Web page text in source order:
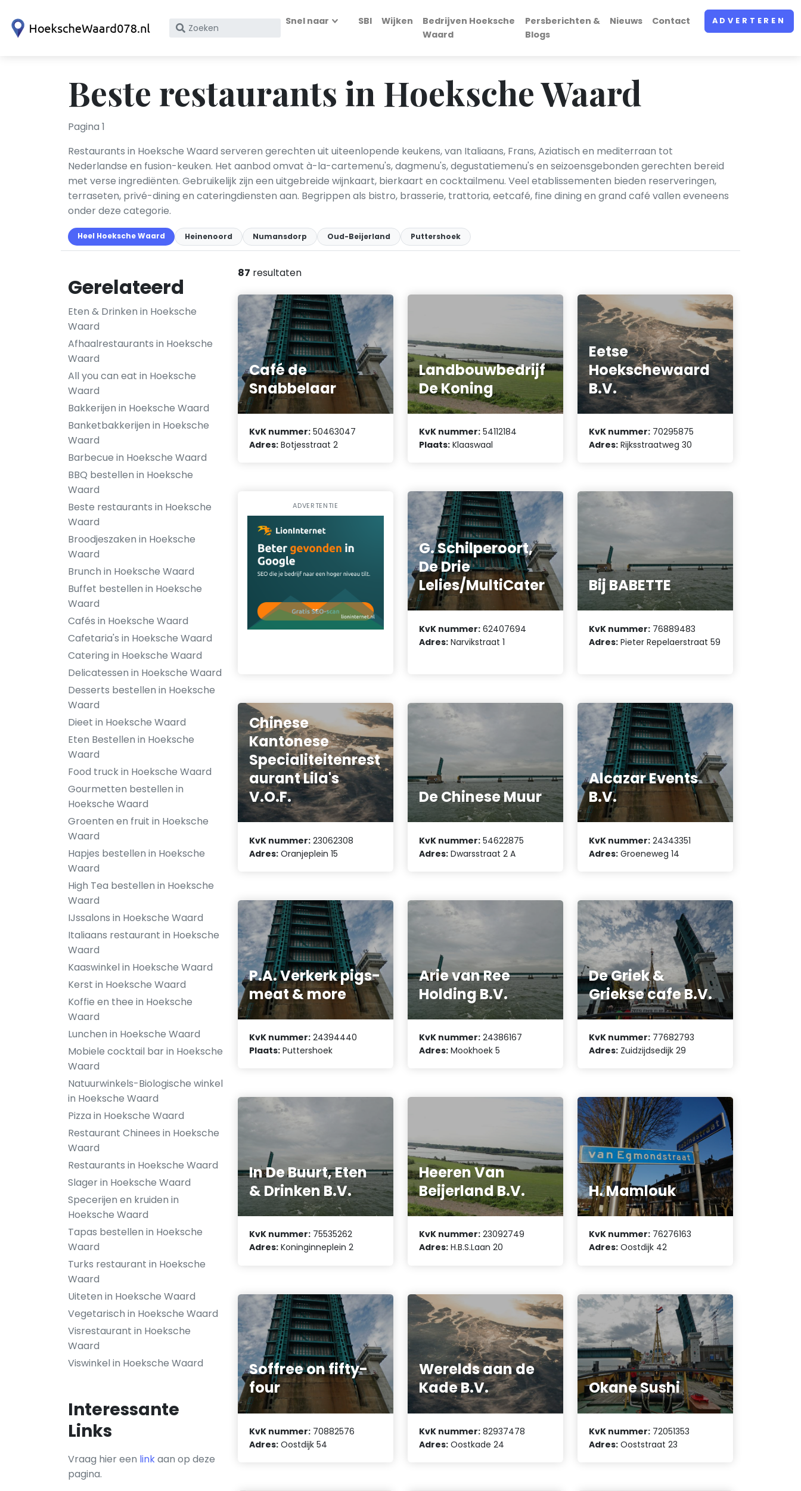
Zoek
KvK
nummer
Snel naar SBI Wijken
Bedrijven Hoeksche
Waard
Persberichten &
Blogs
Nieuws Contact ADVERTEREN
Beste restaurants in Hoeksche Waard
Pagina 1
Restaurants in Hoeksche Waard serveren gerechten uit uiteenlopende keukens, van Italiaans, Frans, Aziatisch en mediterraan tot
Nederlandse en fusion-keuken. Het aanbod omvat à-la-cartemenu's, dagmenu's, degustatiemenu's en seizoensgebonden gerechten bereid
met verse ingrediënten. Gebruikelijk zijn een uitgebreide wijnkaart, bierkaart en cocktailmenu. Veel etablissementen bieden reserveringen,
terraseten, privé-dining en cateringdiensten aan. Begrippen als bistro, brasserie, trattoria, eetcafé, fine dining en grand café vallen eveneens
onder deze categorie.
Heel Hoeksche Waard Heinenoord Numansdorp Oud-Beijerland Puttershoek
Gerelateerd
Eten & Drinken in Hoeksche
Waard
Afhaalrestaurants in Hoeksche
Waard
All you can eat in Hoeksche
Waard
Bakkerijen in Hoeksche Waard
Banketbakkerijen in Hoeksche
Waard
Barbecue in Hoeksche Waard
BBQ bestellen in Hoeksche
Waard
Beste restaurants in Hoeksche
Waard
Broodjeszaken in Hoeksche
Waard
Brunch in Hoeksche Waard
Buffet bestellen in Hoeksche
Waard
Cafés in Hoeksche Waard
Cafetaria's in Hoeksche Waard
Catering in Hoeksche Waard
Delicatessen in Hoeksche Waard
Desserts bestellen in Hoeksche
Waard
Dieet in Hoeksche Waard
Eten Bestellen in Hoeksche
Waard
Food truck in Hoeksche Waard
Gourmetten bestellen in
Hoeksche Waard
Groenten en fruit in Hoeksche
Waard
Hapjes bestellen in Hoeksche
Waard
High Tea bestellen in Hoeksche
Waard
IJssalons in Hoeksche Waard
Italiaans restaurant in Hoeksche
Waard
Kaaswinkel in Hoeksche Waard
Kerst in Hoeksche Waard
Koffie en thee in Hoeksche
Waard
Lunchen in Hoeksche Waard
Mobiele cocktail bar in Hoeksche
Waard
Natuurwinkels-Biologische winkel
in Hoeksche Waard
Pizza in Hoeksche Waard
Restaurant Chinees in Hoeksche
Waard
Restaurants in Hoeksche Waard
Slager in Hoeksche Waard
Specerijen en kruiden in
Hoeksche Waard
Tapas bestellen in Hoeksche
Waard
Turks restaurant in Hoeksche
Waard
Uiteten in Hoeksche Waard
Vegetarisch in Hoeksche Waard
Visrestaurant in Hoeksche
Waard
Viswinkel in Hoeksche Waard
Interessante
Links
Vraag hier een linkaan op deze
pagina.
87 resultaten
Café de
Snabbelaar
KvK nummer: 50463047
Adres: Botjesstraat 2
Landbouwbedrijf
De Koning
KvK nummer: 54112184
Plaats: Klaaswaal
Eetse
Hoekschewaard
B.V.
KvK nummer: 70295875
Adres: Rijksstraatweg 30
ADVERTENTIE
G. Schilperoort,
De Drie
Lelies/MultiCater
KvK nummer: 62407694
Adres: Narvikstraat 1
Bij BABETTE
KvK nummer: 76889483
Adres: Pieter Repelaerstraat 59
Chinese
Kantonese
Specialiteitenrest
aurant Lila's
V.O.F.
KvK nummer: 23062308
Adres: Oranjeplein 15
De Chinese Muur
KvK nummer: 54622875
Adres: Dwarsstraat 2 A
Alcazar Events
B.V.
KvK nummer: 24343351
Adres: Groeneweg 14
P.A. Verkerk pigs-
meat & more
KvK nummer: 24394440
Plaats: Puttershoek
Arie van Ree
Holding B.V.
KvK nummer: 24386167
Adres: Mookhoek 5
De Griek &
Griekse cafe B.V.
KvK nummer: 77682793
Adres: Zuidzijdsedijk 29
In De Buurt, Eten
& Drinken B.V.
KvK nummer: 75535262
Adres: Koninginneplein 2
Heeren Van
Beijerland B.V.
KvK nummer: 23092749
Adres: H.B.S.Laan 20
H. Mamlouk
KvK nummer: 76276163
Adres: Oostdijk 42
Soffree on fifty-
four
KvK nummer: 70882576
Adres: Oostdijk 54
Werelds aan de
Kade B.V.
KvK nummer: 82937478
Adres: Oostkade 24
Okane Sushi
KvK nummer: 72051353
Adres: Ooststraat 23